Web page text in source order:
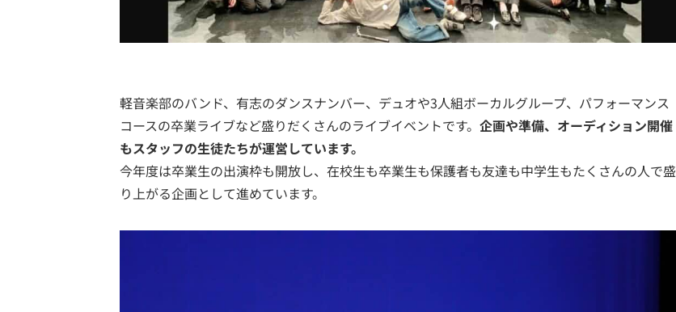
軽音楽部のバンド、有志のダンスナンバー、デュオや3人組ボーカルグループ、パフォーマンス
コースの卒業ライブなど盛りだくさんのライブイベントです。 企画や準備、オーディション開催
もスタッフの生徒たちが運営しています。
今年度は卒業生の出演枠も開放し、在校生も卒業生も保護者も友達も中学生もたくさんの人で盛
り上がる企画として進めています。